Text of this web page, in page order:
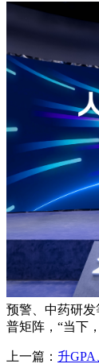
预警、中药研
普矩阵，“当下
上一篇： 升